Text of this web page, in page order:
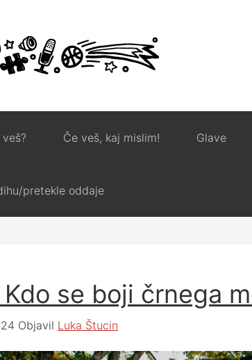
Če veš, kaj mislim! Glave
pretekle oddaje
Kdo se boji črnega
Objavil Luka Štucin